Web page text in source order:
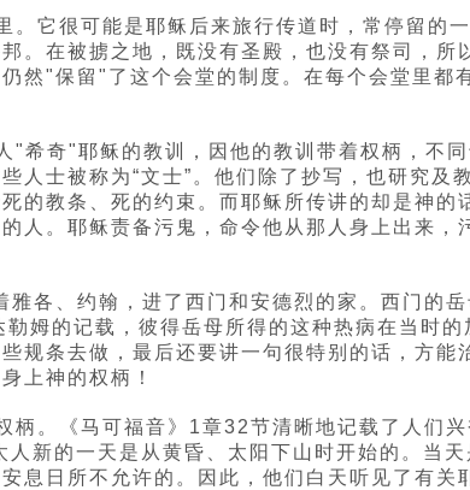
它很可能是耶稣后来旅行传道时，常停留的
。在被掳之地，既没有圣殿，也没有祭司，所
然"保留"了这个会堂的制度。在每个会堂里都
希奇"耶稣的教训，因他的教训带着权柄，不
士被称为“文士”。他们除了抄写，也研究及
的教条、死的约束。而耶稣所传讲的却是神的
人。耶稣责备污鬼，命令他从那人身上出来，
各、约翰，进了西门和安德烈的家。西门的
姆的记载，彼得岳母所得的这种热病在当时
规条去做，最后还要讲一句很特别的话，方能
上神的权柄！
。《马可福音》1章32节清晰地记载了人们
新的一天是从黄昏、太阳下山时开始的。当
息日所不允许的。因此，他们白天听见了有关